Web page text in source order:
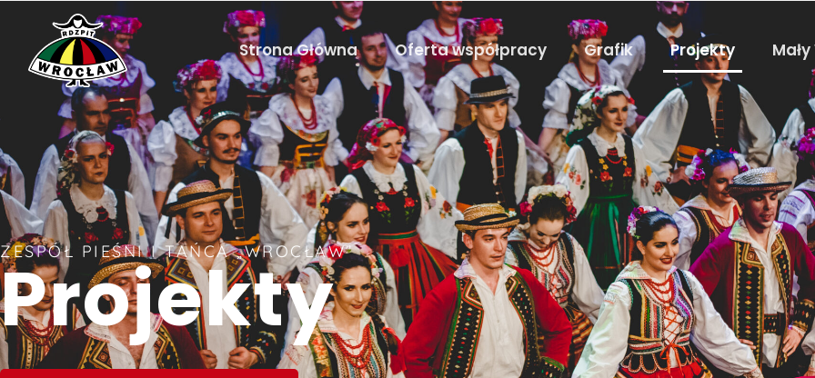
Strona Główna Oferta współpracy Grafik Projekty
ZESPÓŁ PIEŚNI I TAŃCA „WROCŁAW”
Projekty